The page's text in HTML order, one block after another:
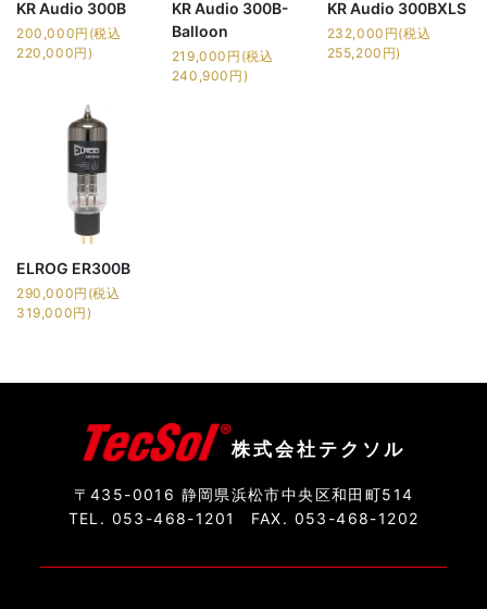
KR Audio 300B
200,000円(税込
220,000円)
KR Audio 300B-
Balloon
219,000円(税込
240,900円)
KR Audio 300BXLS
232,000円(税込
255,200円)
ELROG ER300B
290,000円(税込
319,000円)
株式会社テクソル
〒435-0016 静岡県浜松市中央区和田町514
TEL. 053-468-1201
FAX. 053-468-1202